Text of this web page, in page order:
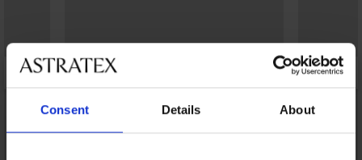
Consent Details About